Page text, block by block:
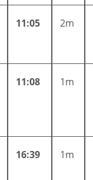
11:05 2m
11:08 1m
16:39 1m